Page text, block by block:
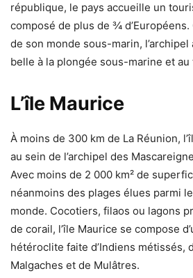
république, le pays accueille un
composé de plus de ¾ d’Européens.
de son monde sous-marin,
belle à la plongée sous-marine et
L’île Maurice
À moins de 300 km de La Réunion,
au sein de l’archipel des
Avec moins de 2 000 km² de
néanmoins des plages élues parmi
monde. Cocotiers, filaos ou lagons
de corail, l’île Maurice se compose
hétéroclite faite d’Indiens métissés,
Malgaches et de Mulâtres.